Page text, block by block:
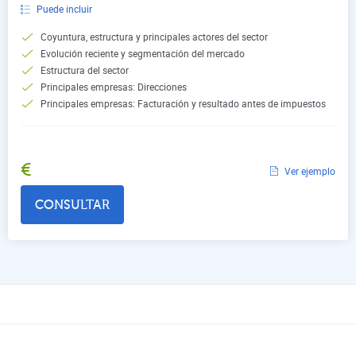
Puede incluir
Coyuntura, estructura y principales actores del sector
Evolución reciente y segmentación del mercado
Estructura del sector
Principales empresas: Direcciones
Principales empresas: Facturación y resultado antes de impuestos
€ Ver ejemplo
CONSULTAR